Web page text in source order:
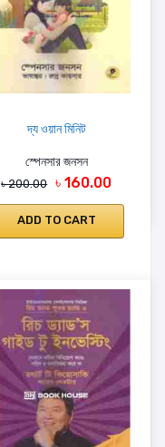
দ্য ওয়ান মিনিট
স্পেনসার জনসন
৳ 200.00 ৳ 160.00
ADD TO CART